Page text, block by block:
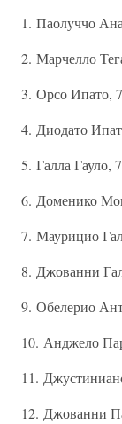
1. Паолуччо
2. Марчелло
3. Орсо Ипато,
4. Диодато
5. Галла Гауло,
6. Доменико
7. Маурицио
8. Джованни
9. Обелерио
10. Анджело
11.
12. Джованни